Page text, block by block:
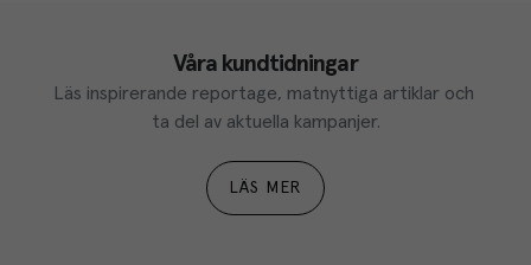
Våra kundtidningar
Läs inspirerande reportage, matnyttiga artiklar och
ta del av aktuella kampanjer.
LÄS MER